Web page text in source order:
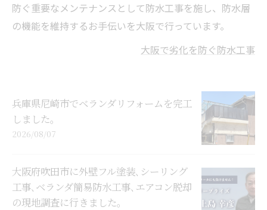
防ぐ重要なメンテナンスとして防水工事を施し、防水層
の機能を維持するお手伝いを大阪で行っています。
大阪で劣化を防ぐ防水工事
兵庫県尼崎市でベランダリフォームを完工
しました。
2026/08/07
大阪府吹田市に外壁フル塗装､シーリング
工事､ベランダ簡易防水工事､エアコン脱却
の現地調査に行きました。